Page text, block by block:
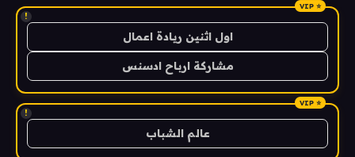
!
اول اثنين ريادة اعمال
مشاركة ارباح ادسنس
!
عالم الشباب